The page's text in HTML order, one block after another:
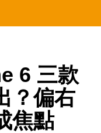
6 三款
？偏右
焦點